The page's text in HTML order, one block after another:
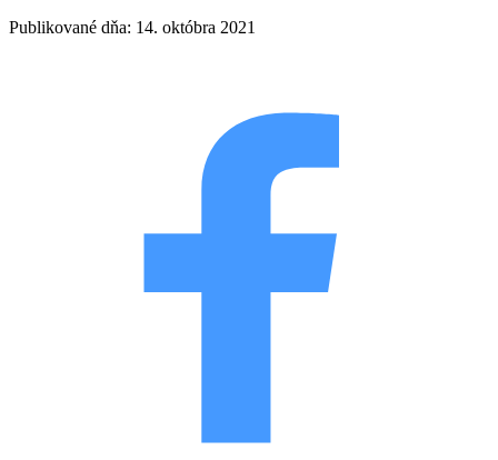
Publikované dňa: 14. októbra 2021